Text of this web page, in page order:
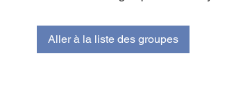
Aller à la liste des groupes